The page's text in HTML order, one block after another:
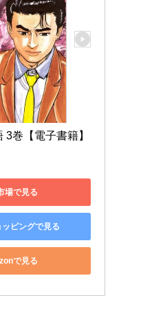
3巻【電子書籍】
場で見る
ピングで見る
で見る